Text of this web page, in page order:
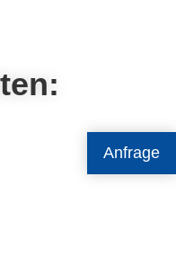
Anfrage